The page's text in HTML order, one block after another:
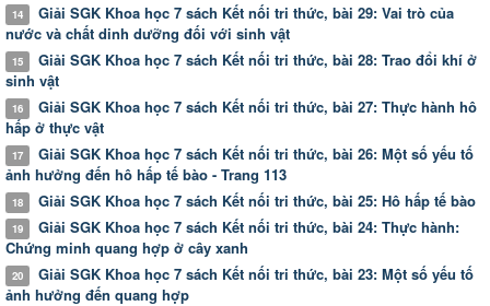
14 Giải SGK Khoa học 7 sách Kết nối tri thức, bài 29: Vai trò của
nước và chất dinh dưỡng đối với sinh vật
15 Giải SGK Khoa học 7 sách Kết nối tri thức, bài 28: Trao đổi khí ở
sinh vật
16 Giải SGK Khoa học 7 sách Kết nối tri thức, bài 27: Thực hành hô
hấp ở thực vật
17 Giải SGK Khoa học 7 sách Kết nối tri thức, bài 26: Một số yếu tố
ảnh hưởng đến hô hấp tế bào - Trang 113
18 Giải SGK Khoa học 7 sách Kết nối tri thức, bài 25: Hô hấp tế bào
19 Giải SGK Khoa học 7 sách Kết nối tri thức, bài 24: Thực hành:
Chứng minh quang hợp ở cây xanh
20 Giải SGK Khoa học 7 sách Kết nối tri thức, bài 23: Một số yếu tố
ảnh hưởng đến quang hợp